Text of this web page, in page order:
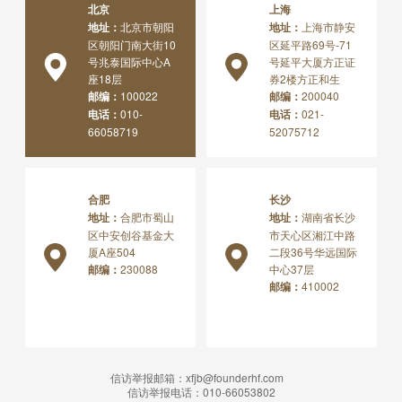
北京
地址：北京市朝阳
区朝阳门南大街10
号兆泰国际中心A
座18层
邮编： 100022
电话：010-
66058719
上海
地址： 上海市静安
区延平路69号-71
号延平大厦方正证
券2楼方正和生
邮编：200040
电话：021-
52075712
合肥
地址：合肥市蜀山
区中安创谷基金大
厦A座504
邮编：230088
长沙
地址：湖南省长沙
市天心区湘江中路
二段36号华远国际
中心37层
邮编：410002
信访举报邮箱： xfjb@founderhf.com
信访举报电话： 010-66053802